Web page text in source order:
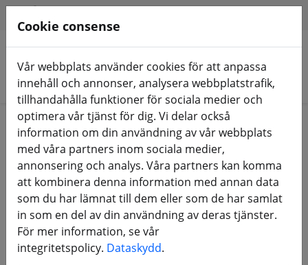
Sök produkter
Den begärda länken hittades inte. Vi visar dig hur
du söker efterfrsky transmittor.
3 Artikel für die Suche nach "frsky
transmittor" gefunden
Cookie consense
Vår webbplats använder cookies för att anpassa
innehåll och annonser, analysera webbplatstrafik,
tillhandahålla funktioner för sociala medier och
optimera vår tjänst för dig. Vi delar också
information om din användning av vår webbplats
med våra partners inom sociala medier,
annonsering och analys. Våra partners kan komma
att kombinera denna information med annan data
som du har lämnat till dem eller som de har samlat
in som en del av din användning av deras tjänster.
För mer information, se vår
integritetspolicy. Dataskydd.